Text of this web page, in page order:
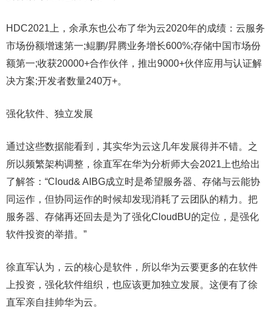
HDC2021上，余承东也公布了华为云2020年的成绩：云服务
市场份额增速第一;鲲鹏/昇腾业务增长600%;存储中国市场份
额第一;收获20000+合作伙伴，推出9000+伙伴应用与认证解
决方案;开发者数量240万+。
强化软件、独立发展
通过这些数据能看到，其实华为云这几年发展得并不错。之
所以频繁架构调整，徐直军在华为分析师大会2021上也给出
了解答：“Cloud& AIBG成立时是希望服务器、存储与云能协
同运作，但协同运作的时候却发现消耗了云团队的精力。把
服务器、存储再还回去是为了强化CloudBU的定位，是强化
软件投资的举措。”
徐直军认为，云的核心是软件，所以华为云要更多的在软件
上投资，强化软件组织，也应该更加独立发展。这便有了徐
直军亲自挂帅华为云。